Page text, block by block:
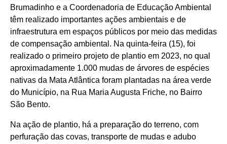
Brumadinho e a Coordenadoria de Educação Ambiental
têm realizado importantes ações ambientais e de
infraestrutura em espaços públicos por meio das medidas
de compensação ambiental. Na quinta-feira (15), foi
realizado o primeiro projeto de plantio em 2023, no qual
aproximadamente 1.000 mudas de árvores de espécies
nativas da Mata Atlântica foram plantadas na área verde
do Município, na Rua Maria Augusta Friche, no Bairro
São Bento.
Na ação de plantio, há a preparação do terreno, com
perfuração das covas, transporte de mudas e adubo